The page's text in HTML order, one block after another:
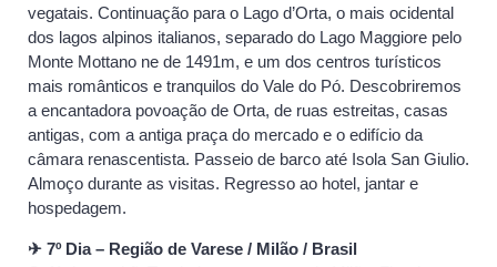
vegatais. Continuação para o Lago d’Orta, o mais ocidental
dos lagos alpinos italianos, separado do Lago Maggiore pelo
Monte Mottano ne de 1491m, e um dos centros turísticos
mais românticos e tranquilos do Vale do Pó. Descobriremos
a encantadora povoação de Orta, de ruas estreitas, casas
antigas, com a antiga praça do mercado e o edifício da
câmara renascentista. Passeio de barco até Isola San Giulio.
Almoço durante as visitas. Regresso ao hotel, jantar e
hospedagem.
✈ 7º Dia – Região de Varese / Milão / Brasil